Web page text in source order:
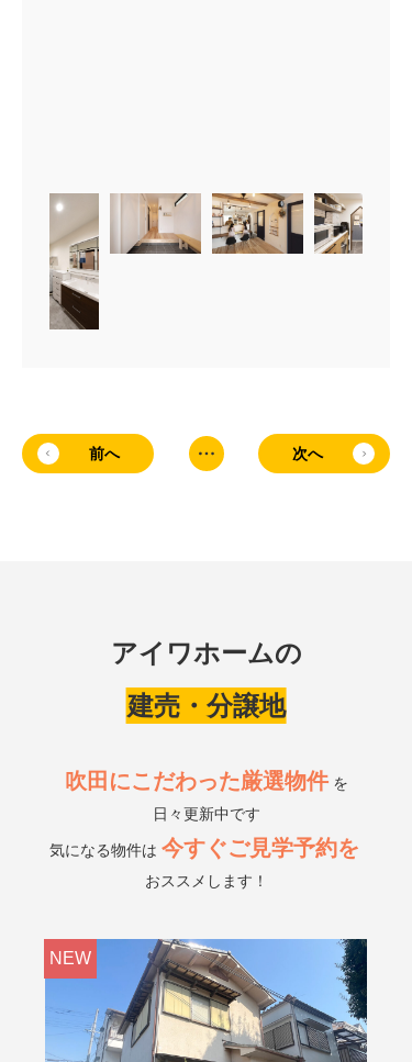
前へ 次へ
アイワホームの
建売・分譲地
吹田にこだわった厳選物件を
日々更新中です
気になる物件は 今すぐご見学予約を
おススメします！
NEW